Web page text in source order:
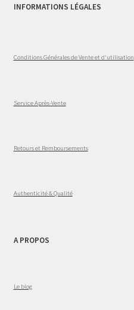
INFORMATIONS LÉGALES
Conditions Générales de Vente et d'utilisation
Service Après-Vente
Retours et Remboursements
Authenticité & Qualité
A PROPOS
Le blog